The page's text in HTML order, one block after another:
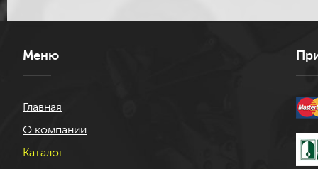
Меню
Главная
О компании
Каталог